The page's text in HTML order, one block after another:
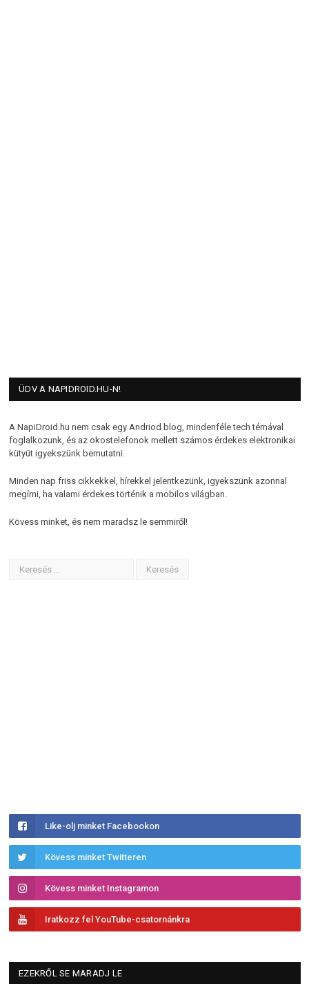
ÜDV A NAPIDROID.HU-N!
A NapiDroid.hu nem csak egy Andriod blog, mindenféle tech témával
foglalkozunk, és az okostelefonok mellett számos érdekes elektronikai
kütyüt igyekszünk bemutatni.
Minden nap friss cikkekkel, hírekkel jelentkezünk, igyekszünk azonnal
megírni, ha valami érdekes történik a mobilos világban.
Kövess minket, és nem maradsz le semmiről!
Like-olj minket Facebookon
Kövess minket Twitteren
Kövess minket Instagramon
Iratkozz fel YouTube-csatornánkra
EZEKRŐL SE MARADJ LE